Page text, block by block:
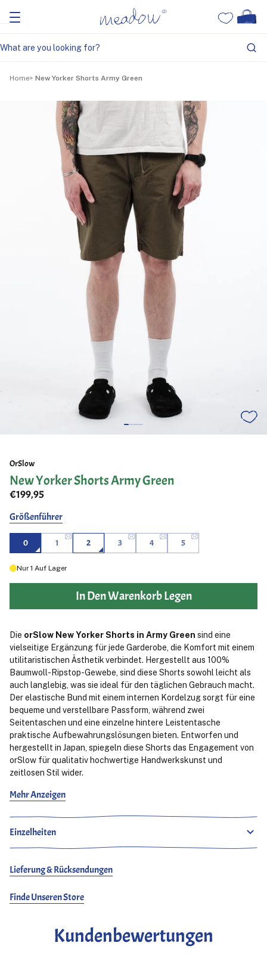
Home New Yorker Shorts Army Green
OrSlow
New Yorker Shorts Army Green
€199,95
Größenführer
0 1 2 3 4 5
Nur1 Auf Lager
In Den Warenkorb Legen
Die orSlow New Yorker Shorts in Army Green sind eine
vielseitige Ergänzung für jede Garderobe, die Komfort mit einem
utilitaristischen Ästhetik verbindet. Hergestellt aus 100%
Baumwoll-Ripstop-Gewebe, sind diese Shorts sowohl leicht als
auch langlebig, was sie ideal für den täglichen Gebrauch macht.
Der elastische Bund mit einem internen Kordelzug sorgt für eine
bequeme und verstellbare Passform, während zwei
Seitentaschen und eine einzelne hintere Leistentasche
praktische Aufbewahrungslösungen bieten. Entworfen und
hergestellt in Japan, spiegeln diese Shorts das Engagement von
orSlow für qualitativ hochwertige Handwerkskunst und
zeitlosen Stil wider.
Mehr Anzeigen
Einzelheiten
Lieferung & Rücksendungen
Finde Unseren Store
Kundenbewertungen